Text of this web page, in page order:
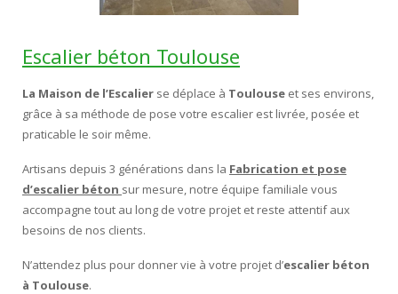
Escalier béton Toulouse
La Maison de l’Escalier se déplace à Toulouse et ses environs,
grâce à sa méthode de pose votre escalier est livrée, posée et
praticable le soir même.
Artisans depuis 3 générations dans la Fabrication et pose
d’escalier béton sur mesure, notre équipe familiale vous
accompagne tout au long de votre projet et reste attentif aux
besoins de nos clients.
N’attendez plus pour donner vie à votre projet d’escalier béton
à Toulouse.